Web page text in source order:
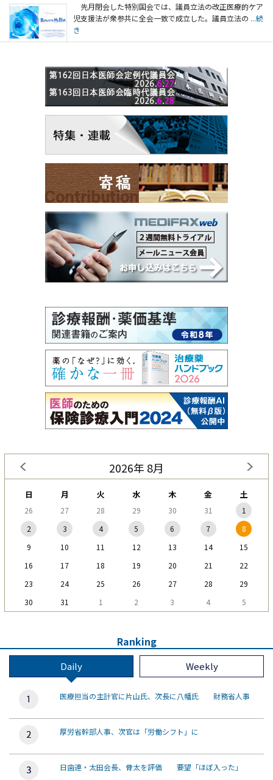
先月閉会した特別国会では、議員立法の改正医療的ケア
児支援法が衆参共に全会一致で成立した。議員立法の ...続
き
2026年 8月
日 月 火 水 木 金 土
26 27 28 29 30 31
1
2
3 4 5 6 7
8
9
10 11 12 13 14
15
16
17 18 19 20 21
22
23
24 25 26 27 28
29
30
31 1 2 3 4 5
Ranking
Daily Weekly
医療担当の主計官に片山氏、次長に八幡氏 財務省人事
厚労省幹部人事、次官は「労働シフト」に
日歯連・太田会長、骨太を評価 要望「ほぼ入った」